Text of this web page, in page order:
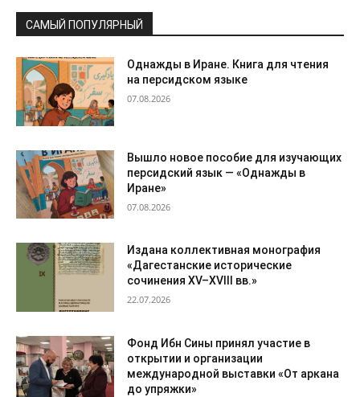
САМЫЙ ПОПУЛЯРНЫЙ
Однажды в Иране. Книга для чтения
на персидском языке
07.08.2026
Вышло новое пособие для изучающих
персидский язык — «Однажды в
Иране»
07.08.2026
Издана коллективная монография
«Дагестанские исторические
сочинения XV–XVIII вв.»
22.07.2026
Фонд Ибн Сины принял участие в
открытии и организации
международной выставки «От аркана
до упряжки»